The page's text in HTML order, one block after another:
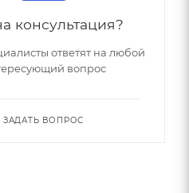
консультация?
ответят на любой
вопрос
ЗАДАТЬ ВОПРОС